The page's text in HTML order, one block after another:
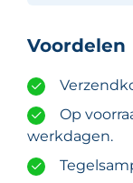
Voordelen
Op
werkdagen.